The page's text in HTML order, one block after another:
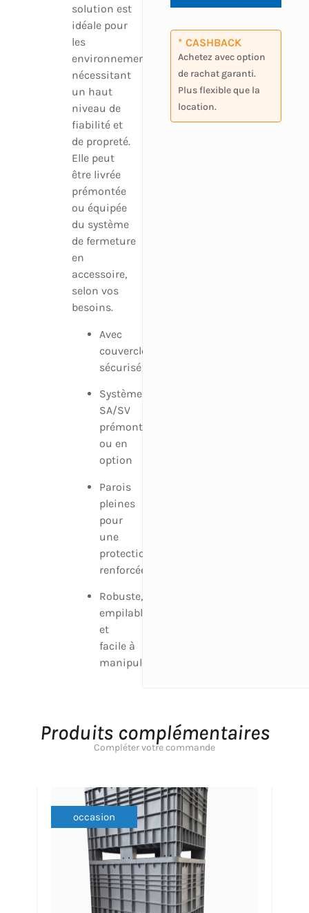
solution est
idéale pour
les
environnements
nécessitant
un haut
niveau de
fiabilité et
de propreté.
Elle peut
être livrée
prémontée
ou équipée
du système
de fermeture
en
accessoire,
selon vos
besoins.
Avec
couvercle
sécurisé
Système
SA/SV
prémonté
ou en
option
Parois
pleines
pour
une
protection
renforcée
Robuste,
empilable
et
facile à
manipuler
* CASHBACK
Achetez avec option
de rachat garanti.
Plus flexible que la
location.
Produits complémentaires
Compléter votre commande
occasion